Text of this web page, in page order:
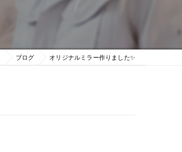
ブログ オリジナルミラー作りました✨